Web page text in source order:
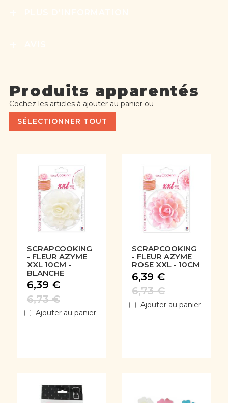
Produits apparentés
Cochez les articles à ajouter au panier ou
SÉLECTIONNER TOUT
SCRAPCOOKING
- FLEUR AZYME
XXL 10CM -
BLANCHE
6,39 €
6,73 €
Ajouter au panier
SCRAPCOOKING
- FLEUR AZYME
ROSE XXL - 10CM
6,39 €
6,73 €
Ajouter au panier